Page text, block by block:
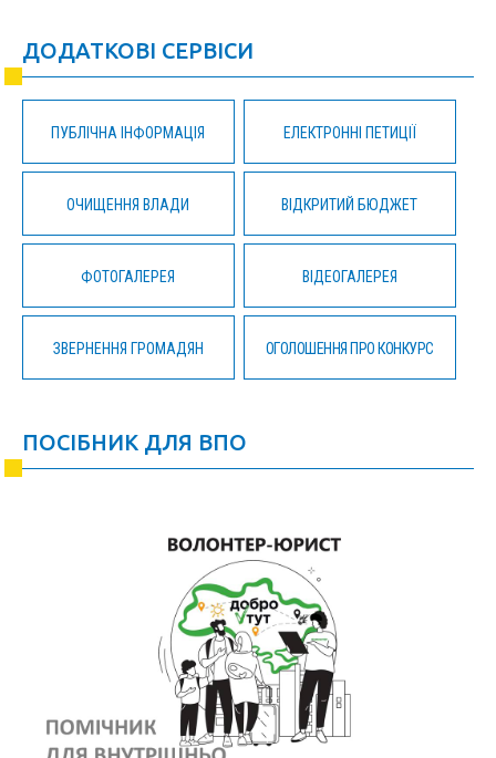
ДОДАТКОВІ СЕРВІСИ
ПУБЛІЧНА ІНФОРМАЦІЯ ЕЛЕКТРОННІ ПЕТИЦІЇ
ОЧИЩЕННЯ ВЛАДИ ВІДКРИТИЙ БЮДЖЕТ
ФОТОГАЛЕРЕЯ ВІДЕОГАЛЕРЕЯ
ЗВЕРНЕННЯ ГРОМАДЯН ОГОЛОШЕННЯ ПРО КОНКУРС
ПОСІБНИК ДЛЯ ВПО